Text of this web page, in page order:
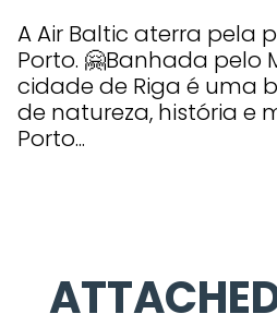
A Air Baltic aterra pela
Porto. 🤗Banhada pelo
cidade de Riga é uma
de natureza, história e
Porto...